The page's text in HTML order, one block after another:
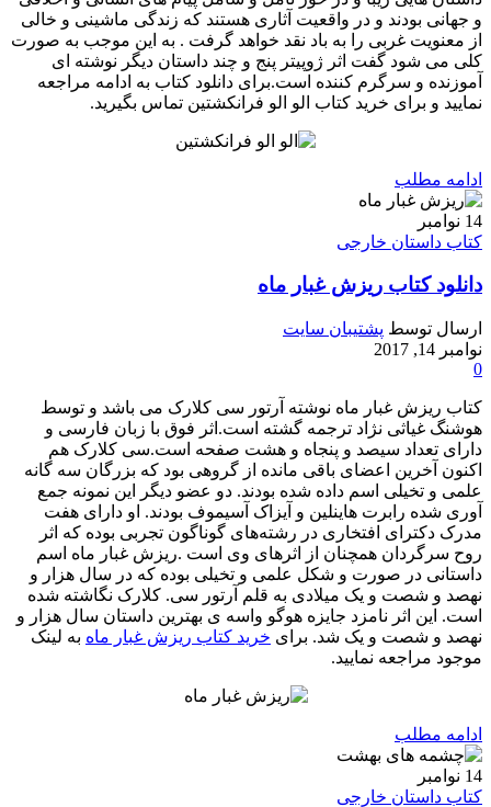
و جهانی بودند و در واقعیت آثاری هستند که زندگی ماشینی و خالی
از معنویت غربی را به باد نقد خواهد گرفت . به این موجب به صورت
کلی می شود گفت اثر ژوپیتر پنج و چند داستان دیگر نوشته ای
آموزنده و سرگرم کننده است.برای دانلود کتاب به ادامه مراجعه
نمایید و برای خرید کتاب الو الو فرانکشتین تماس بگیرید.
ادامه مطلب
14 نوامبر
کتاب داستان خارجی
دانلود کتاب ریزش غبار ماه
ارسال توسط پشتیبان سایت
نوامبر 14, 2017
0
کتاب ریزش غبار ماه نوشته آرتور سی کلارک می باشد و توسط
هوشنگ غیاثی نژاد ترجمه گشته است.اثر فوق با زبان فارسی و
دارای تعداد سیصد و پنجاه و هشت صفحه است.سی کلارک هم
اکنون آخرین اعضای باقی مانده از گروهی بود که بزرگان سه گانه
علمی و تخیلی اسم داده شده بودند. دو عضو دیگر این نمونه جمع
آوری شده رابرت هاینلین و آیزاک آسیموف بودند. او دارای هفت
مدرک دکترای افتخاری در رشته‌های گوناگون تجربی بوده که اثر
روح سرگردان همچنان از اثرهای وی است .ریزش غبار ماه اسم
داستانی در صورت و شکل علمی و تخیلی بوده که در سال هزار و
نهصد و شصت و یک میلادی به قلم آرتور سی. کلارک نگاشته شده
است. این اثر نامزد جایزه هوگو واسه ی بهترین داستان سال هزار و
نهصد و شصت و یک شد. برای خرید کتاب ریزش غبار ماه به لینک
موجود مراجعه نمایید.
ادامه مطلب
14 نوامبر
کتاب داستان خارجی